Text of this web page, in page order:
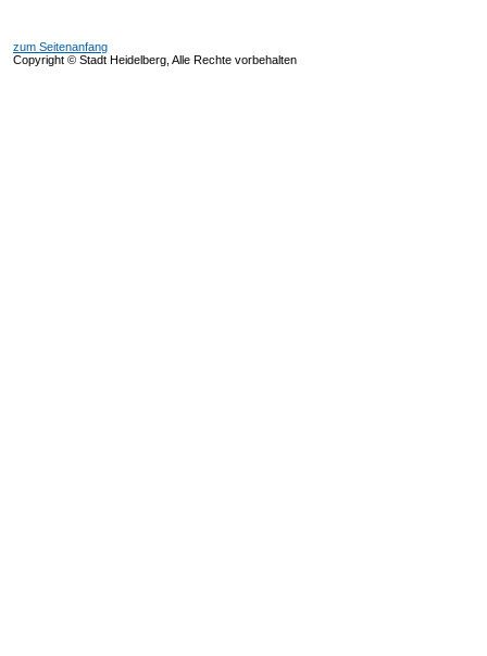
zum Seitenanfang
Copyright © Stadt Heidelberg, Alle Rechte vorbehalten